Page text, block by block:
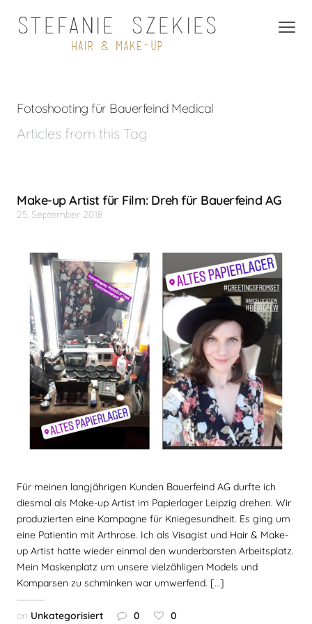
Fotoshooting für Bauerfeind Medical
Articles from this Tag
Make-up Artist für Film: Dreh für Bauerfeind AG
25. September 2018
Für meinen langjährigen Kunden Bauerfeind AG durfte ich
diesmal als Make-up Artist im Papierlager Leipzig drehen. Wir
produzierten eine Kampagne für Kniegesundheit. Es ging um
eine Patientin mit Arthrose. Ich als Visagist und Hair & Make-
up Artist hatte wieder einmal den wunderbarsten Arbeitsplatz.
Mein Maskenplatz um unsere vielzähligen Models und
Komparsen zu schminken war umwerfend. […]
on Unkategorisiert 0 0